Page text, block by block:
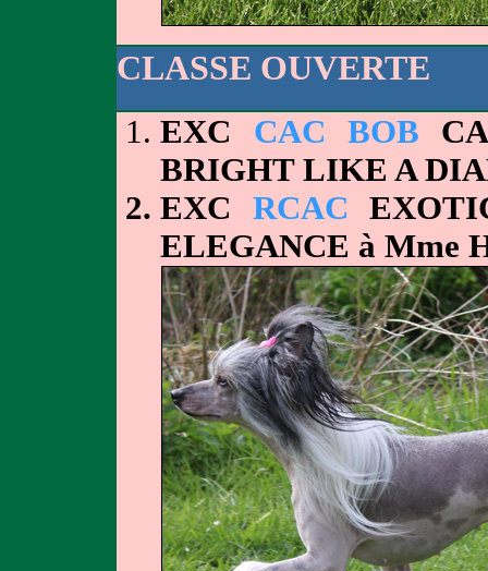
CLASSE OUVERTE
EXC CAC BOB
BRIGHT LIKE A
EXC RCAC
ELEGANCE à Mme